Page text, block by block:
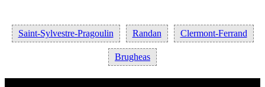
Saint-Sylvestre-Pragoulin Randan Clermont-Ferrand
Brugheas